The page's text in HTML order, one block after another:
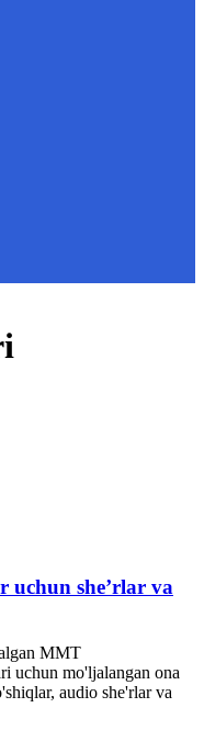
she’rlar va
MMT
uchun mo'ljalangan ona
audio she'rlar va